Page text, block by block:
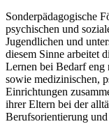
Sonderpädagogische
psychischen und
Jugendlichen und
diesem Sinne arbeitet
Lernen bei Bedarf
sowie medizinischen,
Einrichtungen
ihrer Eltern bei der
Berufsorientierung